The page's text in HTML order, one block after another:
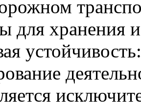
для хранения и
устойчивость: